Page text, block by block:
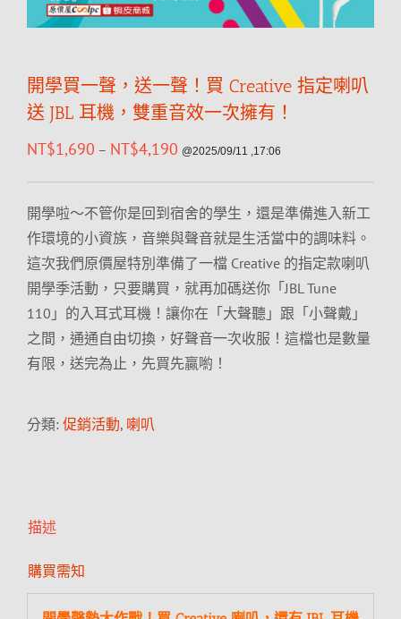
開學買一聲，送一聲！買 Creative 指定喇叭
送 JBL 耳機，雙重音效一次擁有！
NT$1,690 – NT$4,190 @2025/09/11 ,17:06
開學啦～不管你是回到宿舍的學生，還是準備進入新工
作環境的小資族，音樂與聲音就是生活當中的調味料。
這次我們原價屋特別準備了一檔 Creative 的指定款喇叭
開學季活動，只要購買，就再加碼送你「JBL Tune
110」的入耳式耳機！讓你在「大聲聽」跟「小聲戴」
之間，通通自由切換，好聲音一次收服！這檔也是數量
有限，送完為止，先買先贏喲！
分類: 促銷活動, 喇叭
描述
購買需知